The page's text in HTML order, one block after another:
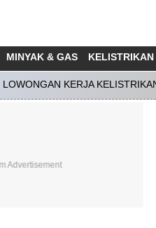
MINYAK & GAS KELISTRIKAN
LOWONGAN KERJA